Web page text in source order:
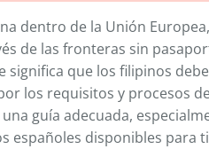
dentro de la Unión
de las fronteras sin
significa que los filipinos
los requisitos y procesos
guía adecuada,
españoles disponibles para